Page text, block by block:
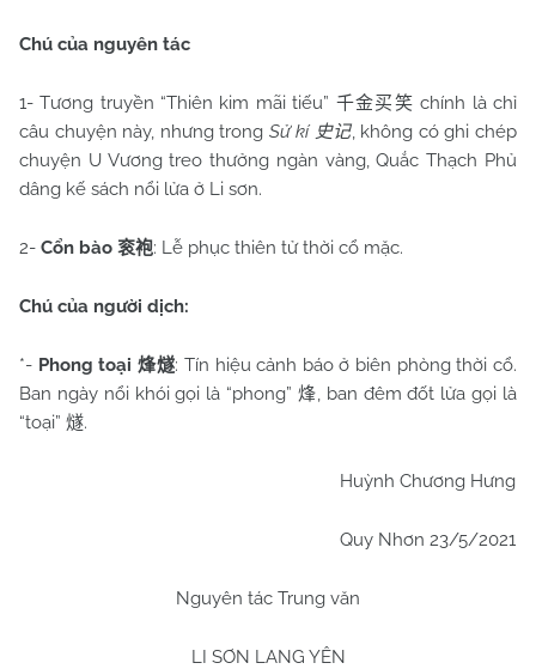
Chú của nguyên tác
1- Tương truyền “Thiên kim mãi tiếu” 千金买笑 chính là chỉ
câu chuyện này, nhưng trong Sử kí 史记, không có ghi chép
chuyện U Vương treo thưởng ngàn vàng, Quắc Thạch Phủ
dâng kế sách nổi lửa ở Li sơn.
2- Cổn bào 衮袍: Lễ phục thiên tử thời cổ mặc.
Chú của người dịch:
*- Phong toại 烽燧: Tín hiệu cảnh báo ở biên phòng thời cổ.
Ban ngày nổi khói gọi là “phong” 烽, ban đêm đốt lửa gọi là
“toại” 燧.
Huỳnh Chương Hưng
Quy Nhơn 23/5/2021
Nguyên tác Trung văn
LI SƠN LANG YÊN